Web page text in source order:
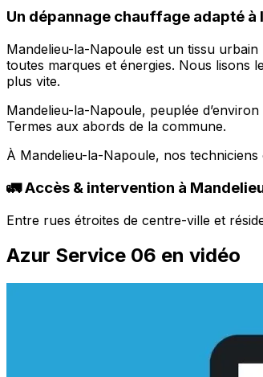
Un dépannage chauffage adapté
Mandelieu-la-Napoule est un tissu
toutes marques et énergies. Nous lisons
plus vite.
Mandelieu-la-Napoule, peuplée
Termes aux abords de la commune.
À Mandelieu-la-Napoule, nos
🚛 Accès & intervention à
Entre rues étroites de centre-ville et
Azur Service 06 en vidéo